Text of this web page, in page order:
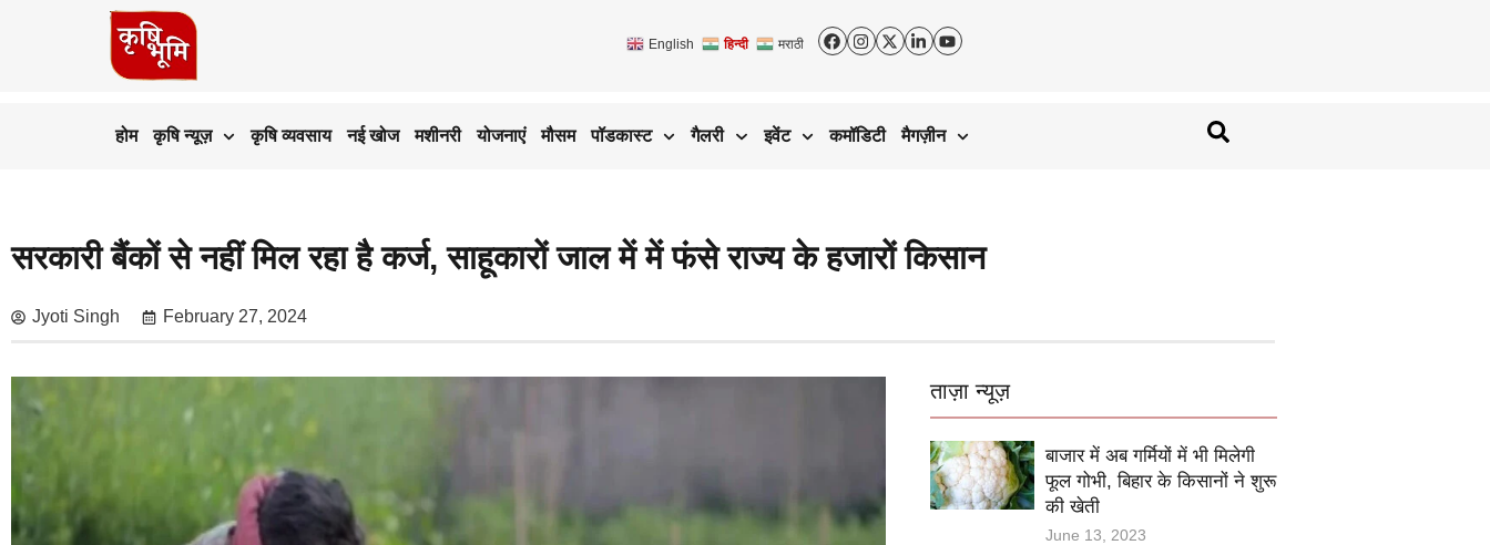
English हिन्दी मराठी
होम कृषि न्यूज़ कृषि व्यवसाय नई खोज मशीनरी योजनाएं मौसम पॉडकास्ट गैलरी इवेंट कमॉडिटी मैगज़ीन
सरकारी बैंकों से नहीं मिल रहा है कर्ज, साहूकारों जाल में में फंसे राज्य के हजारों किसान
Jyoti Singh February 27, 2024
ताज़ा न्यूज़
बाजार में अब गर्मियों में भी मिलेगी
फूल गोभी, बिहार के किसानों ने शुरू
की खेती
June 13, 2023